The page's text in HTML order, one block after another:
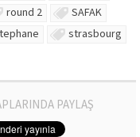
round 2
SAFAK
strasbourg
PAYLAŞ